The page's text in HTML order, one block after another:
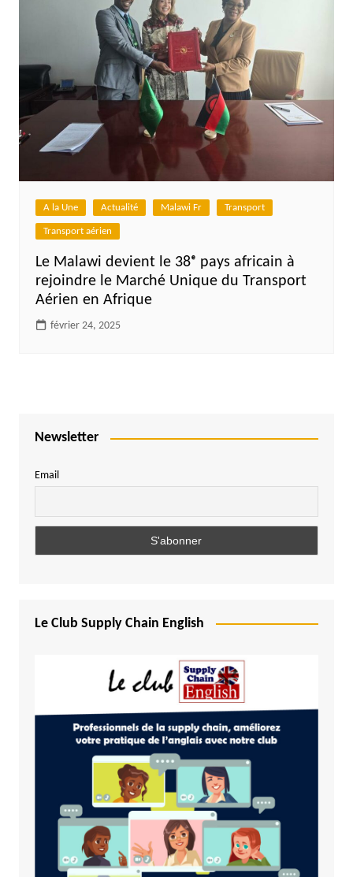
A la Une Actualité Malawi Fr Transport
Transport aérien
Le Malawi devient le 38ᵉ pays africain à
rejoindre le Marché Unique du Transport
Aérien en Afrique
février 24, 2025
Newsletter
Email
Le Club Supply Chain English